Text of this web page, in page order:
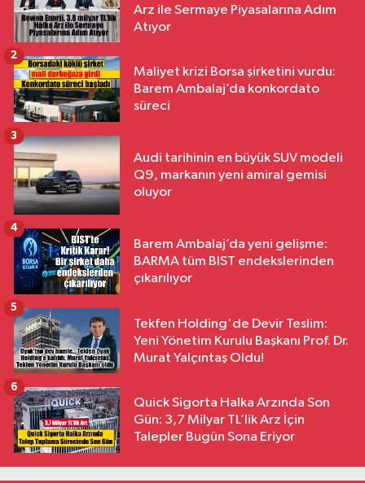
Arz ile Sermaye Piyasalarına Adım
Atıyor
Maliyet krizi Borsa şirketini vurdu:
Barem Ambalaj’da konkordato
süreci
2
Audi tarihinin en büyük SUV modeli
Q9, markanın yeni amiral gemisi
oluyor
3
Barem Ambalaj’da yeni gelişme:
BARMA tüm BIST endekslerinden
çıkarılıyor
4
Tekfen Holding'de Devir Teslim:
Yeni Yönetim Kurulu Başkanı Prof. Dr.
Murat Yalçıntaş Oldu!
5
Quick Sigorta Halka Arzında Son
Gün: 3,7 Milyar TL’lik Arz İçin
Talepler Bugün Sona Eriyor
6